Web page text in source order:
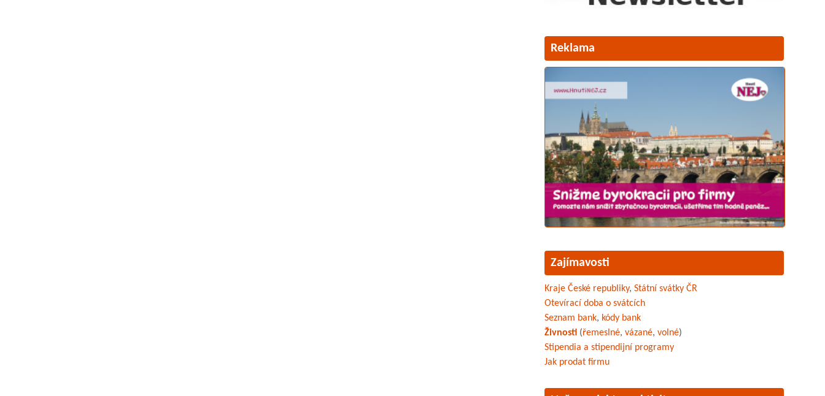
Reklama
Zajímavosti
Kraje České republiky, Státní svátky ČR
Otevírací doba o svátcích
Seznam bank, kódy bank
Živnosti (řemeslné, vázané, volné)
Stipendia a stipendijní programy
Jak prodat firmu